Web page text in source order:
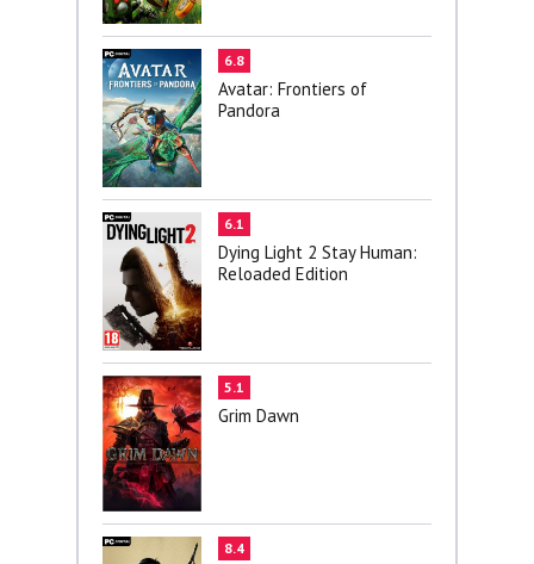
6.8
Avatar: Frontiers of
Pandora
6.1
Dying Light 2 Stay Human:
Reloaded Edition
5.1
Grim Dawn
8.4